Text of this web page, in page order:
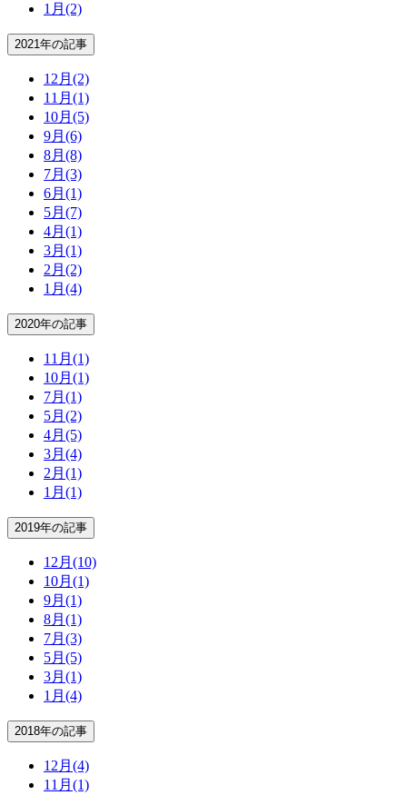
1月 (2)
2021年の記事
12月 (2)
11月 (1)
10月 (5)
9月 (6)
8月 (8)
7月 (3)
6月 (1)
5月 (7)
4月 (1)
3月 (1)
2月 (2)
1月 (4)
2020年の記事
11月 (1)
10月 (1)
7月 (1)
5月 (2)
4月 (5)
3月 (4)
2月 (1)
1月 (1)
2019年の記事
12月 (10)
10月 (1)
9月 (1)
8月 (1)
7月 (3)
5月 (5)
3月 (1)
1月 (4)
2018年の記事
12月 (4)
11月 (1)